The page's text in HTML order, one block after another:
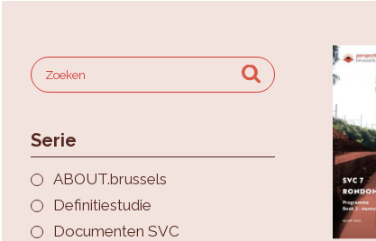
Serie
ABOUT.brussels
Definitiestudie
Documenten SVC